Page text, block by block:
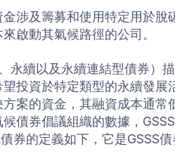
涉及籌募和使用特定用於
啟動其氣候路徑的公司。
永續以及永續連結型債券）
投資於特定類型的永續發
案的資金，其融資成本通
債券倡議組織的數據，
券的定義如下，它是GSSS